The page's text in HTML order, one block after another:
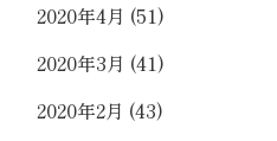
2020年4月 (51)
2020年3月 (41)
2020年2月 (43)